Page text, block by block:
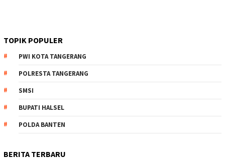
TOPIK POPULER
PWI KOTA TANGERANG
POLRESTA TANGERANG
SMSI
BUPATI HALSEL
POLDA BANTEN
BERITA TERBARU